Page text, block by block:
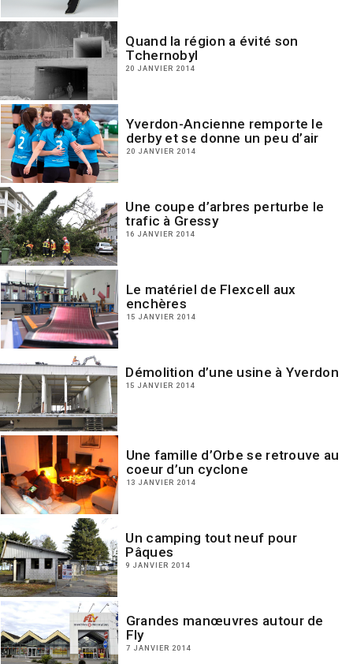
Quand la région a évité son
Tchernobyl
20 JANVIER 2014
Yverdon-Ancienne remporte le
derby et se donne un peu d’air
20 JANVIER 2014
Une coupe d’arbres perturbe le
trafic à Gressy
16 JANVIER 2014
Le matériel de Flexcell aux
enchères
15 JANVIER 2014
Démolition d’une usine à Yverdon
15 JANVIER 2014
Une famille d’Orbe se retrouve au
coeur d’un cyclone
13 JANVIER 2014
Un camping tout neuf pour
Pâques
9 JANVIER 2014
Grandes manœuvres autour de
Fly
7 JANVIER 2014